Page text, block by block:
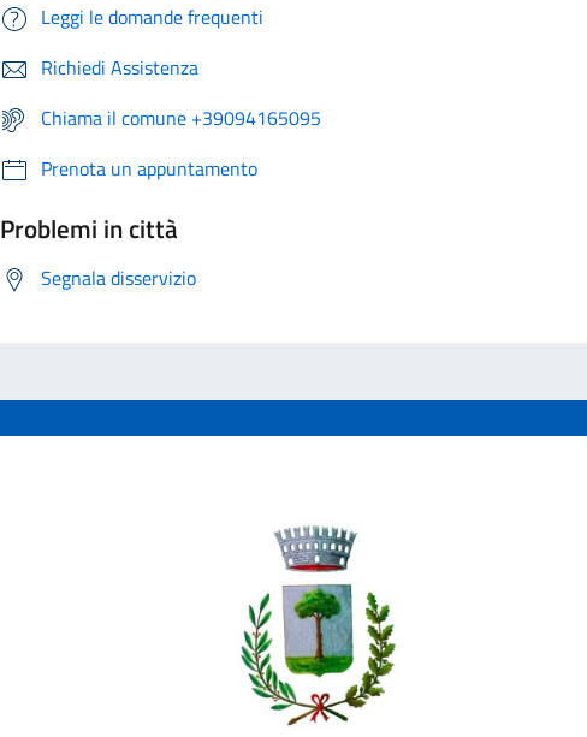
Leggi le domande frequenti
Richiedi Assistenza
Chiama il comune +39094165095
Prenota un appuntamento
Problemi in città
Segnala disservizio